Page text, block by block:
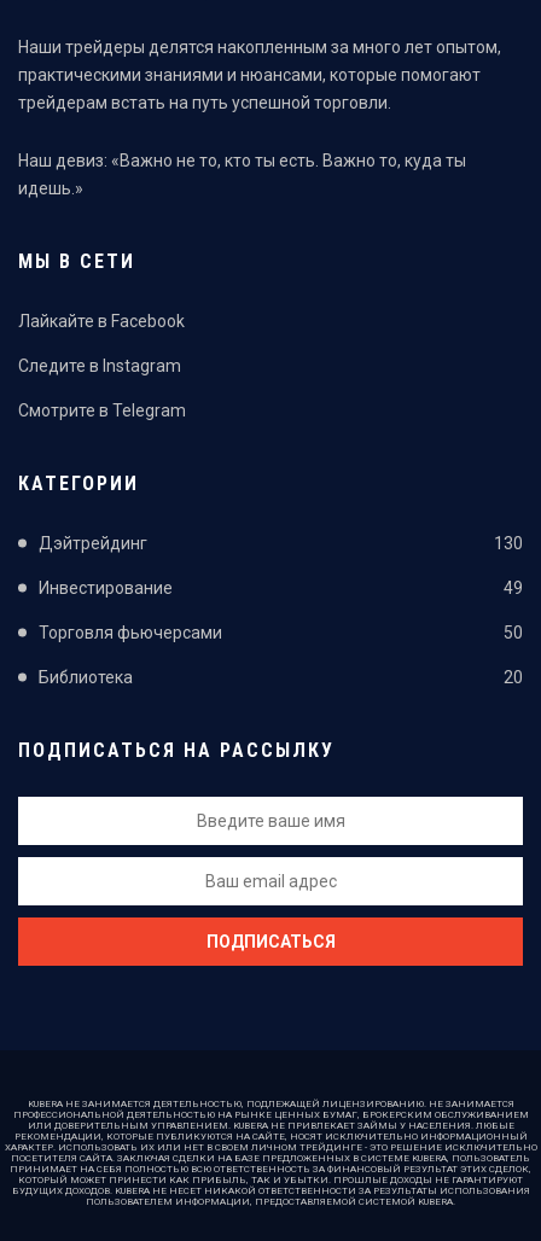
Наши трейдеры делятся накопленным за много лет опытом,
практическими знаниями и нюансами, которые помогают
трейдерам встать на путь успешной торговли.
Наш девиз: «Важно не то, кто ты есть. Важно то, куда ты
идешь.»
МЫ В СЕТИ
Лайкайте в Facebook
Следите в Instagram
Смотрите в Telegram
КАТЕГОРИИ
Дэйтрейдинг 130
Инвестирование 49
Торговля фьючерсами 50
Библиотека 20
ПОДПИСАТЬСЯ НА РАССЫЛКУ
KUBERA НЕ ЗАНИМАЕТСЯ ДЕЯТЕЛЬНОСТЬЮ, ПОДЛЕЖАЩЕЙ ЛИЦЕНЗИРОВАНИЮ. НЕ ЗАНИМАЕТСЯ
ПРОФЕССИОНАЛЬНОЙ ДЕЯТЕЛЬНОСТЬЮ НА РЫНКЕ ЦЕННЫХ БУМАГ, БРОКЕРСКИМ ОБСЛУЖИВАНИЕМ
ИЛИ ДОВЕРИТЕЛЬНЫМ УПРАВЛЕНИЕМ. KUBERA НЕ ПРИВЛЕКАЕТ ЗАЙМЫ У НАСЕЛЕНИЯ. ЛЮБЫЕ
РЕКОМЕНДАЦИИ, КОТОРЫЕ ПУБЛИКУЮТСЯ НА САЙТЕ, НОСЯТ ИСКЛЮЧИТЕЛЬНО ИНФОРМАЦИОННЫЙ
ХАРАКТЕР. ИСПОЛЬЗОВАТЬ ИХ ИЛИ НЕТ В СВОЕМ ЛИЧНОМ ТРЕЙДИНГЕ - ЭТО РЕШЕНИЕ ИСКЛЮЧИТЕЛЬНО
ПОСЕТИТЕЛЯ САЙТА. ЗАКЛЮЧАЯ СДЕЛКИ НА БАЗЕ ПРЕДЛОЖЕННЫХ В СИСТЕМЕ KUBERA, ПОЛЬЗОВАТЕЛЬ
ПРИНИМАЕТ НА СЕБЯ ПОЛНОСТЬЮ ВСЮ ОТВЕТСТВЕННОСТЬ ЗА ФИНАНСОВЫЙ РЕЗУЛЬТАТ ЭТИХ СДЕЛОК,
КОТОРЫЙ МОЖЕТ ПРИНЕСТИ КАК ПРИБЫЛЬ, ТАК И УБЫТКИ. ПРОШЛЫЕ ДОХОДЫ НЕ ГАРАНТИРУЮТ
БУДУЩИХ ДОХОДОВ. KUBERA НЕ НЕСЕТ НИКАКОЙ ОТВЕТСТВЕННОСТИ ЗА РЕЗУЛЬТАТЫ ИСПОЛЬЗОВАНИЯ
ПОЛЬЗОВАТЕЛЕМ ИНФОРМАЦИИ, ПРЕДОСТАВЛЯЕМОЙ СИСТЕМОЙ KUBERA.